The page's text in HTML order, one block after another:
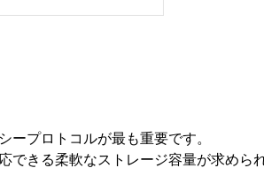
プロトコルが最も重要です。
できる柔軟なストレージ容量が求めら